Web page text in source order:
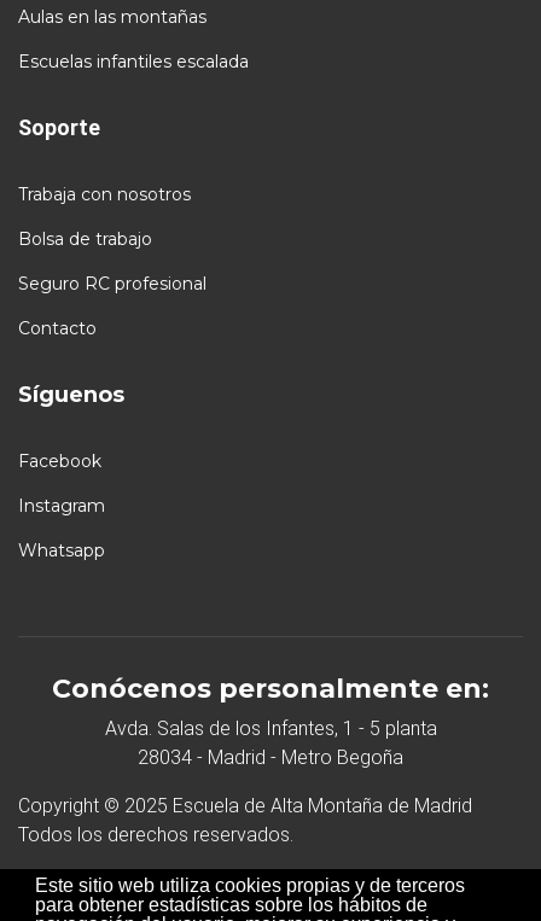
Este sitio web utiliza cookies propias y de terceros
para obtener estadísticas sobre los hábitos de
Aulas en las montañas
Escuelas infantiles escalada
Soporte
Trabaja con nosotros
Bolsa de trabajo
Seguro RC profesional
Contacto
Síguenos
Facebook
Instagram
Whatsapp
Conócenos personalmente en:
Avda. Salas de los Infantes, 1 - 5 planta
28034 - Madrid - Metro Begoña
Copyright © 2025 Escuela de Alta Montaña de Madrid
Todos los derechos reservados.
Desarrollo Web